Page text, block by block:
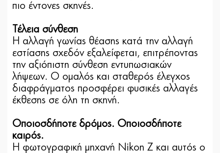
πιο έντονες σκηνές.
Τέλεια σύνθεση
H αλλαγή γωνίας θέασης κατά την αλλαγή
εστίασης σχεδόν εξαλείφεται, επιτρέποντας
την αξιόπιστη σύνθεση εντυπωσιακών
λήψεων. Ο ομαλός και σταθερός έλεγχος
διαφράγματος προσφέρει φυσικές αλλαγές
έκθεσης σε όλη τη σκηνή.
Οποιοσδήποτε δρόμος. Οποιοσδήποτε
καιρός.
Η φωτογραφική μηχανή Nikon Z και αυτός ο